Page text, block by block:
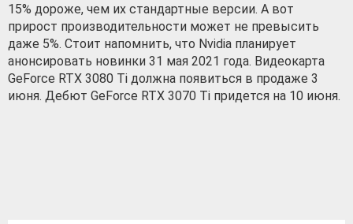
15% дороже, чем их стандартные версии. А вот
прирост производительности может не превысить
даже 5%. Стоит напомнить, что Nvidia планирует
анонсировать новинки 31 мая 2021 года. Видеокарта
GeForce RTX 3080 Ti должна появиться в продаже 3
июня. Дебют GeForce RTX 3070 Ti придется на 10 июня.